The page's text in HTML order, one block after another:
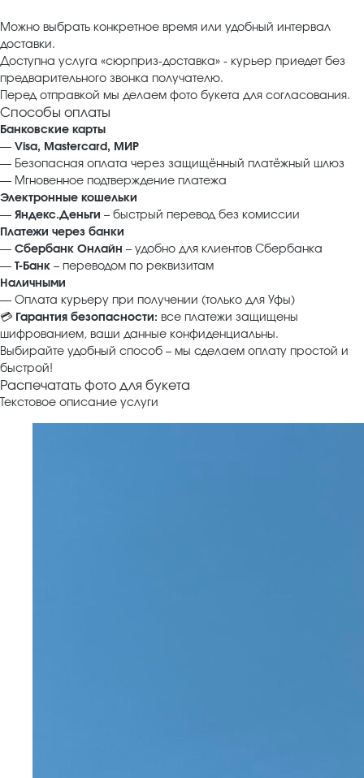
Можно выбрать конкретное время или удобный интервал
доставки.
Доступна услуга «сюрприз-доставка» - курьер приедет без
предварительного звонка получателю.
Перед отправкой мы делаем фото букета для согласования.
Способы оплаты
Банковские карты
— Visa, Mastercard, МИР
— Безопасная оплата через защищённый платёжный шлюз
— Мгновенное подтверждение платежа
Электронные кошельки
— Яндекс.Деньги – быстрый перевод без комиссии
Платежи через банки
— Сбербанк Онлайн – удобно для клиентов Сбербанка
— Т‑Банк – переводом по реквизитам
Наличными
— Оплата курьеру при получении (только для Уфы)
💳 Гарантия безопасности: все платежи защищены
шифрованием, ваши данные конфиденциальны.
Выбирайте удобный способ – мы сделаем оплату простой и
быстрой!
Распечатать фото для букета
Текстовое описание услуги